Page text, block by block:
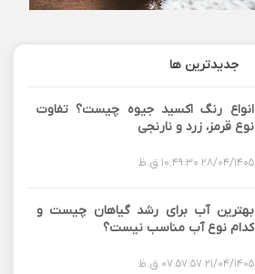
جدیدترین ها
انواع رنگ اکسید جیوه چیست؟ تفاوت
نوع قرمز، زرد و نارنجی
28/04/1405 10:49:30 ق.ظ
بهترین آب برای رشد گیاهان چیست و
کدام نوع آب مناسب نیست؟
21/04/1405 07:57:57 ق.ظ